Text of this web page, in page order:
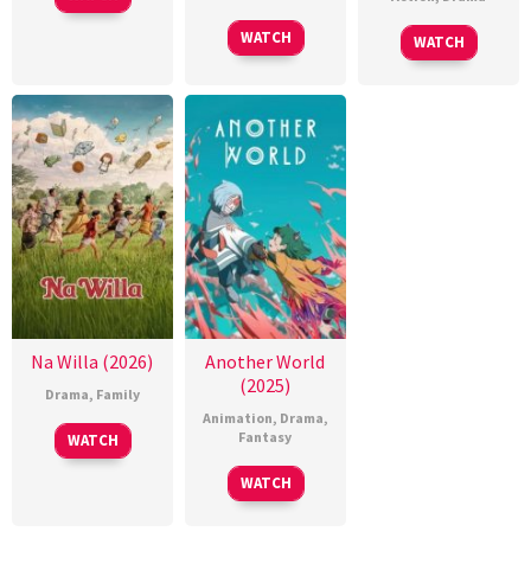
WATCH WATCH
Na Willa (2026)
Drama, Family
WATCH
Another World
(2025)
Animation, Drama,
Fantasy
WATCH